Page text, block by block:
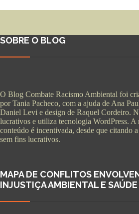
SOBRE O BLOG
O Blog Combate Racismo Ambiental foi
por Tania Pacheco, com a ajuda de Ana
Daniel Levi e design de Raquel Cordeiro.
lucrativos e utiliza tecnologia WordPress. A
conteúdo é incentivada, desde que citando
sem fins lucrativos.
MAPA DE CONFLITOS
INJUSTIÇA AMBIENTAL E SAÚDE